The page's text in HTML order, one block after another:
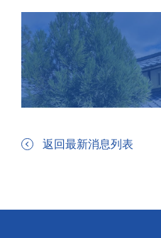
返回最新消息列表